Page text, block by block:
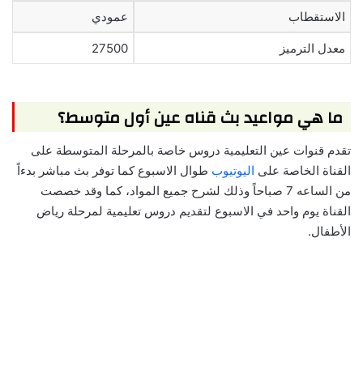
الاستقطاب عمودي
معدل الترميز 27500
ما هي مواعيد بث قناه عين أول متوسط؟
تقدم قنوات عين التعليمية دروس خاصة بالمرحلة المتوسطة على
القناة الخاصة على اليوتيوب طوال الاسبوع كما توفر بث مباشر بدءاً
من الساعه 7 صباحاً وذلك لشرح جميع المواد، كما وقد خصصت
القناة يوم واحد في الاسبوع لتقديم دروس تعليمية لمرحلة رياض
الأطفال.